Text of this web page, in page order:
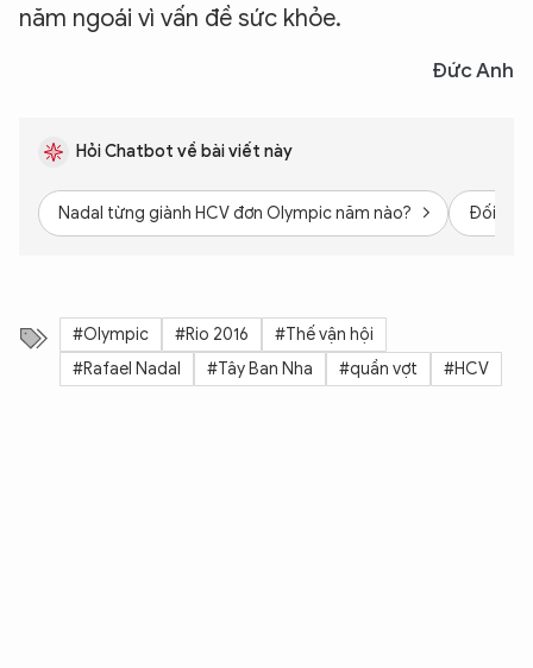
năm ngoái vì vấn đề sức khỏe.
Đức Anh
Hỏi Chatbot về bài viết này
Nadal từng giành HCV đơn Olympic năm nào? Đối thủ
#Olympic #Rio 2016
#Thế vận hội
#Rafael Nadal
#Tây Ban Nha #quần vợt #HCV